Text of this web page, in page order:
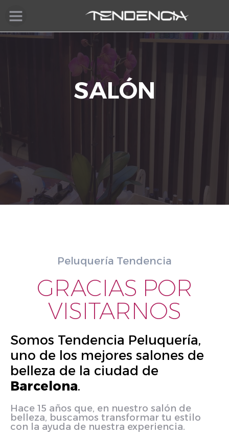
SALÓN
Peluquería Tendencia
GRACIAS POR
VISITARNOS
Somos Tendencia Peluquería,
uno de los mejores salones de
belleza de la ciudad de
Barcelona.
Hace 15 años que, en nuestro salón de
belleza, buscamos transformar tu estilo
con la ayuda de nuestra experiencia.